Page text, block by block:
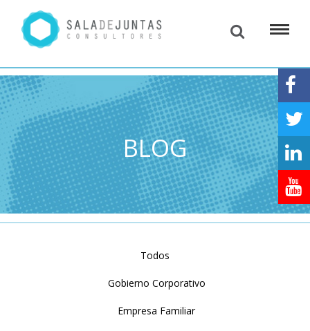
BLOG
Todos
Gobierno Corporativo
Empresa Familiar